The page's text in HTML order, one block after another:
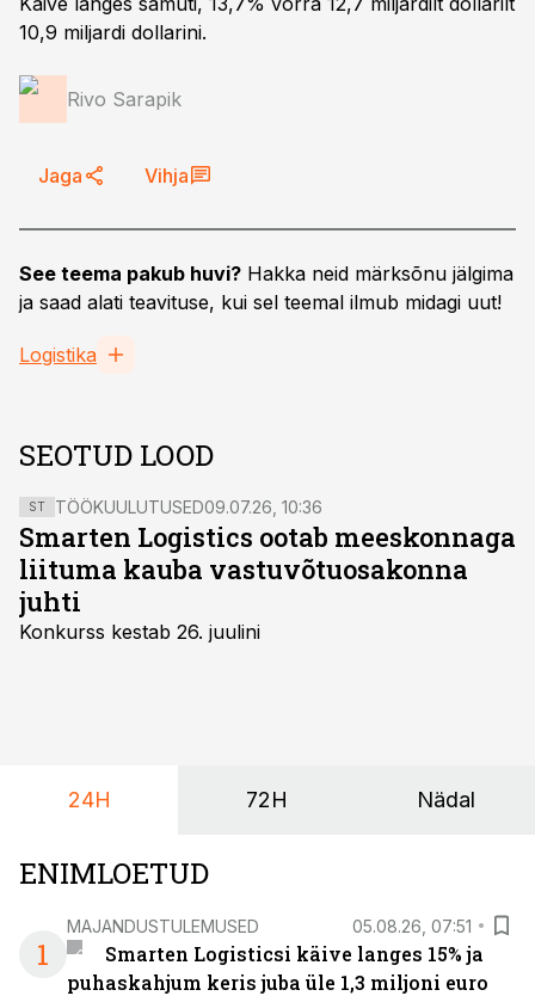
10,9 miljardi dollarini.
Rivo Sarapik
Jaga Vihja
See teema pakub huvi? Hakka neid märksõnu jälgima
ja saad alati teavituse, kui sel teemal ilmub midagi uut!
Logistika
SEOTUD LOOD
ST TÖÖKUULUTUSED09.07.26, 10:36
Smarten Logistics ootab meeskonnaga
liituma kauba vastuvõtuosakonna
juhti
Konkurss kestab 26. juulini
24H 72H Nädal
ENIMLOETUD
1
MAJANDUSTULEMUSED 05.08.26, 07:51
Smarten Logisticsi käive langes 15% ja
puhaskahjum keris juba üle 1,3 miljoni euro